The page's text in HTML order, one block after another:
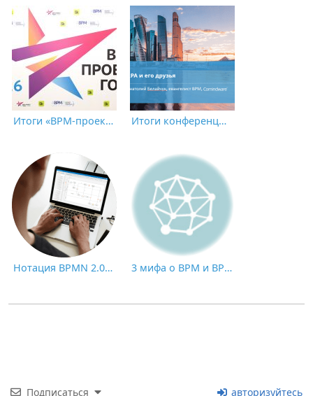
Итоги «BPM-проекта года’26»: клиент Comindware — в числе призеров Итоги конференции CNews «Роботизация бизнес-процессов 2021»
Нотация BPMN 2.0: ключевые элементы и описание 3 мифа о BPM и BPMS
Подписаться авторизуйтесь